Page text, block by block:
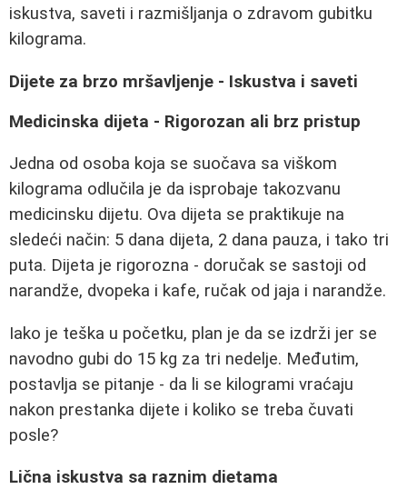
iskustva, saveti i razmišljanja o zdravom gubitku
kilograma.
Dijete za brzo mršavljenje - Iskustva i saveti
Medicinska dijeta - Rigorozan ali brz pristup
Jedna od osoba koja se suočava sa viškom
kilograma odlučila je da isprobaje takozvanu
medicinsku dijetu. Ova dijeta se praktikuje na
sledeći način: 5 dana dijeta, 2 dana pauza, i tako tri
puta. Dijeta je rigorozna - doručak se sastoji od
narandže, dvopeka i kafe, ručak od jaja i narandže.
Iako je teška u početku, plan je da se izdrži jer se
navodno gubi do 15 kg za tri nedelje. Međutim,
postavlja se pitanje - da li se kilogrami vraćaju
nakon prestanka dijete i koliko se treba čuvati
posle?
Lična iskustva sa raznim dietama